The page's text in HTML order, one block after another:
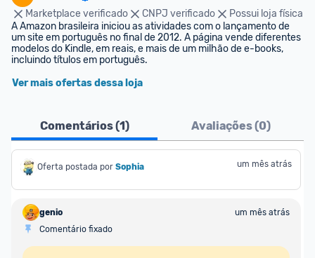
Marketplace verificado
CNPJ verificado
Possui loja física
A Amazon brasileira iniciou as atividades com o lançamento de
um site em português no final de 2012. A página vende diferentes
modelos do Kindle, em reais, e mais de um milhão de e-books,
incluindo títulos em português.
Ver mais ofertas dessa loja
Comentários (1) Avaliações (0)
Oferta postada por Sophia um mês atrás
genio
um mês atrás
Comentário fixado